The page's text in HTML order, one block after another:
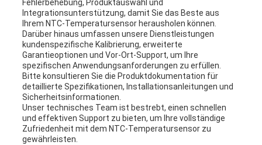
Fehlerbehebung, Produktauswahl und
Integrationsunterstützung, damit Sie das Beste aus
Ihrem NTC-Temperatursensor herausholen können.
Darüber hinaus umfassen unsere Dienstleistungen
kundenspezifische Kalibrierung, erweiterte
Garantieoptionen und Vor-Ort-Support, um Ihre
spezifischen Anwendungsanforderungen zu erfüllen.
Bitte konsultieren Sie die Produktdokumentation für
detaillierte Spezifikationen, Installationsanleitungen und
Sicherheitsinformationen.
Unser technisches Team ist bestrebt, einen schnellen
und effektiven Support zu bieten, um Ihre vollständige
Zufriedenheit mit dem NTC-Temperatursensor zu
gewährleisten.